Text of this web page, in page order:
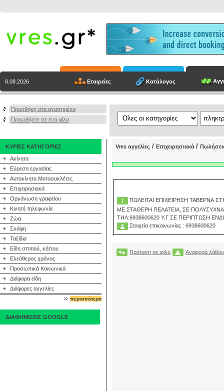
8.08.2026 Εταιρείες Κατάλογος
Προσθήκη στα αγαπημένα
Προωθήστε σε ένα φίλο
ΚΥΡΙΕΣ ΚΑΤΗΓΟΡΙΕΣ
+ Ακίνητα
+ Εύρεση εργασίας
+ Αυτοκίνητα Μοτοσυκλέτες
+ Επιχειρησιακά
+ Οργάνωση γραφείου
+ Κινητή τηλεφωνία
+ Ζώα
+ Σκάφη
+ Ταξίδια
+ Είδη σπιτιού, κήπου
+ Ελεύθερος χρόνος
+ Προσωπικά Κοινωνικά
+ Διάφορα είδη
+ Διάφορες αγγελίες
περισσότερα
ΔΙΑΦΗΜΙΣΕΙΣ GOOGLE
Vres αγγελίες / Επιχειρησιακά /
ΠΩΛΕΙΤΑΙ ΕΠΙΧΕΙΡΗΣΗ ΤΑΒΕΡΝΑ
ΜΕ ΣΤΑΘΕΡΗ ΠΕΛΑΤΕΙΑ, ΣΕ
ΤΗΛ:6938600620 Υ.Γ ΣΕ ΠΕΡΙΠΤΩΣΗ
Στοιχεία επικοινωνίας : 6938600620
Πρόταση σε φίλο Αναφορά